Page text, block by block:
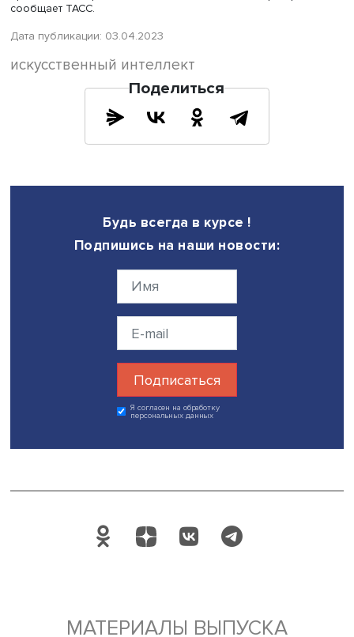
Впервые такая поддержка проектов ИИ была запущена
рублей.
Программа предусмотрена на срок до 2024 года. В
планируется поддержать не менее девяти проектов,
сообщает ТАСС.
Дата публикации: 03.04.2023
искусственный интеллект
Будь всегда в курсе !
Подпишись на наши новости:
Подписаться